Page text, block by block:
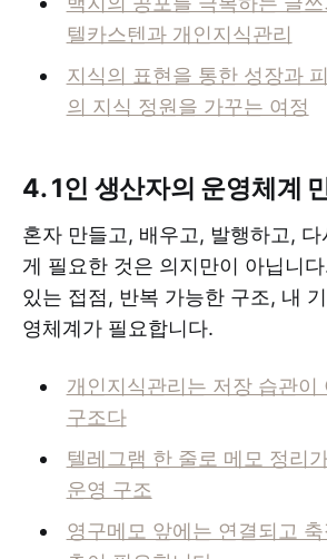
텔카스텐과 개인지식관리
지식의 표현을 통한 성장과
의 지식 정원을 가꾸는 여정
4. 1인 생산자의 운영체계
혼자 만들고, 배우고, 발행하고,
게 필요한 것은 의지만이 아닙니
있는 접점, 반복 가능한 구조, 내
영체계가 필요합니다.
개인지식관리는 저장 습관이
구조다
텔레그램 한 줄로 메모 정리
운영 구조
영구메모 앞에는 연결되고